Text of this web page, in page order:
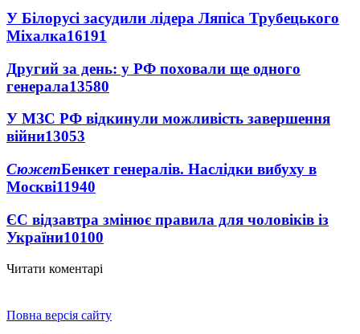
У Білорусі засудили лідера Ляпіса Трубецького
Міхалка16191
Другий за день: у РФ поховали ще одного
генерала13580
У МЗС РФ відкинули можливість завершення
війни13053
СюжетБенкет генералів. Наслідки вибуху в
Москві11940
ЄС відзавтра змінює правила для чоловіків із
України10100
Читати коментарі
Повна версія сайту